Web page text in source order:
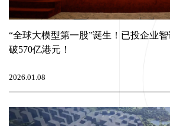
“全球大模型第一股”诞生！已投企业
破570亿港元！
2026.01.08